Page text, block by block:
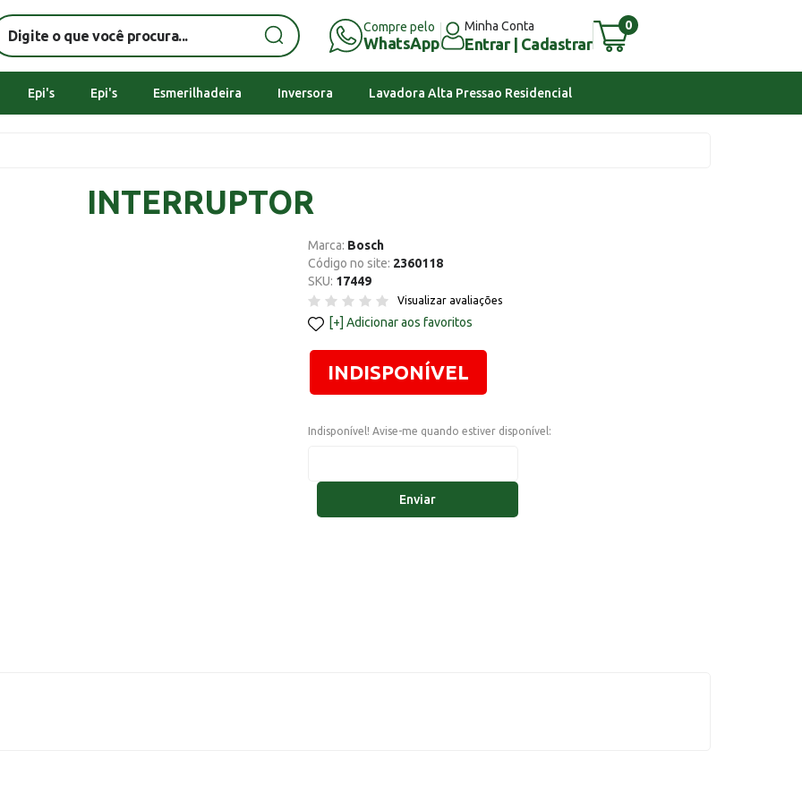
Compre pelo
WhatsApp
Minha Conta
Entrar | Cadastrar
0
Epi's Epi's Esmerilhadeira Inversora Lavadora Alta Pressao Residencial
INTERRUPTOR
Marca: Bosch
Código no site: 2360118
SKU: 17449
Visualizar avaliações
Adicionar aos favoritos
INDISPONÍVEL
Indisponível! Avise-me quando estiver disponível:
Enviar